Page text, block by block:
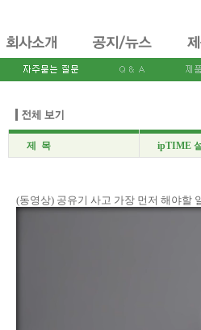
제 목 ipTIME
(동영상) 공유기 사고 가장 먼저 해야할